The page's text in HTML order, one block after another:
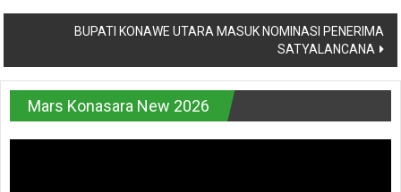
BUPATI KONAWE UTARA MASUK NOMINASI PENERIMA
SATYALANCANA
Mars Konasara New 2026